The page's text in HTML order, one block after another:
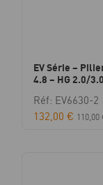
EV Série –
4.8 – HG 2.0/
Réf: EV6630-2
132,00€ 110,00